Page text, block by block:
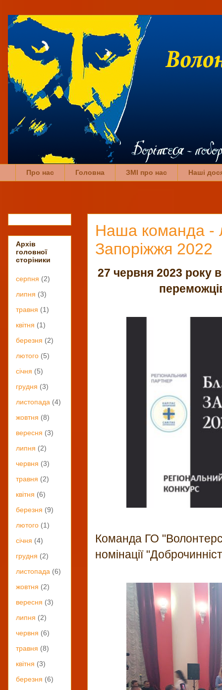
Про нас Головна ЗМІ про нас Наші
Наша команда -
Запоріжжя 2022
27 червня 2023 року
Команда ГО
номінації
Архів
головної
сторіники
серпня (2)
липня (3)
травня (1)
квітня (1)
березня (2)
лютого (5)
січня (5)
грудня (3)
листопада (4)
жовтня (8)
вересня (3)
липня (2)
червня (3)
травня (2)
квітня (6)
березня (9)
лютого (1)
січня (4)
грудня (2)
листопада (6)
жовтня (2)
вересня (3)
липня (2)
червня (6)
травня (8)
квітня (3)
березня (6)